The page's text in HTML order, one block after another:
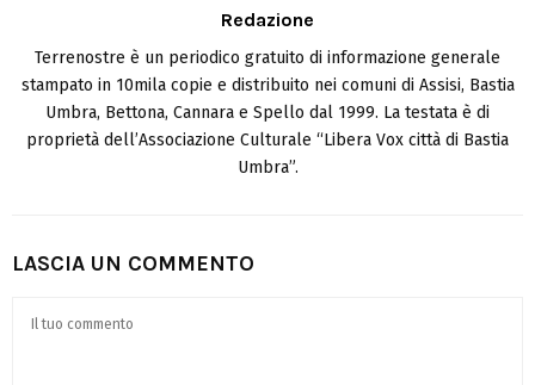
Redazione
Terrenostre è un periodico gratuito di informazione generale
stampato in 10mila copie e distribuito nei comuni di Assisi, Bastia
Umbra, Bettona, Cannara e Spello dal 1999. La testata è di
proprietà dell’Associazione Culturale “Libera Vox città di Bastia
Umbra”.
LASCIA UN COMMENTO